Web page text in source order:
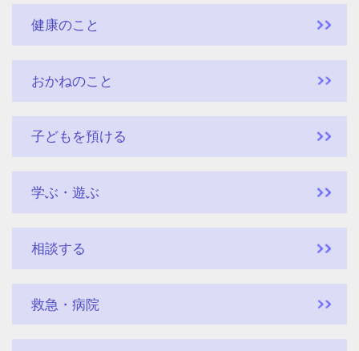
健康のこと
おかねのこと
子どもを預ける
学ぶ・遊ぶ
相談する
救急・病院